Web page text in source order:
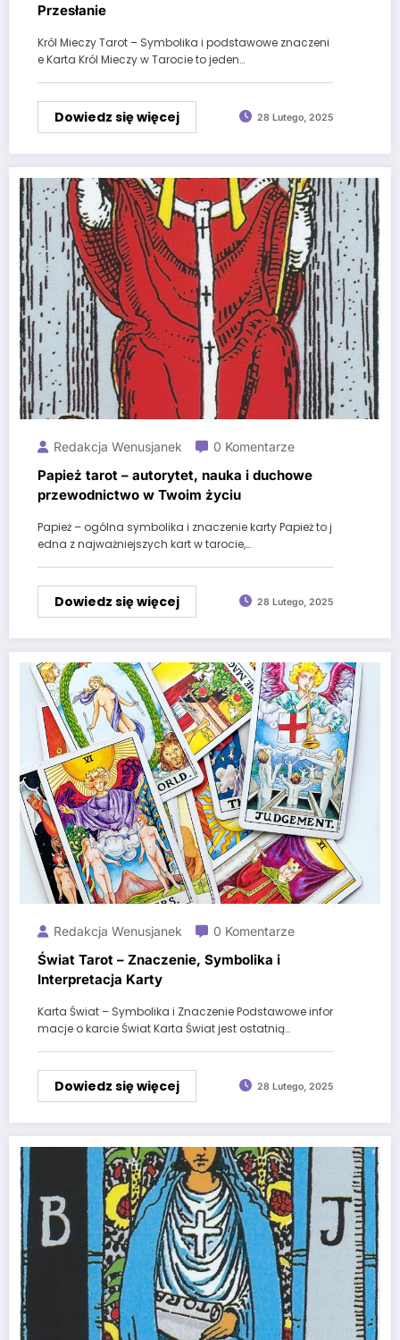
Przesłanie
Król Mieczy Tarot – Symbolika i podstawowe znaczeni
e Karta Król Mieczy w Tarocie to jeden…
Dowiedz się więcej 28 Lutego, 2025
Redakcja Wenusjanek 0 Komentarze
Papież tarot – autorytet, nauka i duchowe
przewodnictwo w Twoim życiu
Papież – ogólna symbolika i znaczenie karty Papież to j
edna z najważniejszych kart w tarocie,…
Dowiedz się więcej 28 Lutego, 2025
Redakcja Wenusjanek 0 Komentarze
Świat Tarot – Znaczenie, Symbolika i
Interpretacja Karty
Karta Świat – Symbolika i Znaczenie Podstawowe infor
macje o karcie Świat Karta Świat jest ostatnią…
Dowiedz się więcej 28 Lutego, 2025